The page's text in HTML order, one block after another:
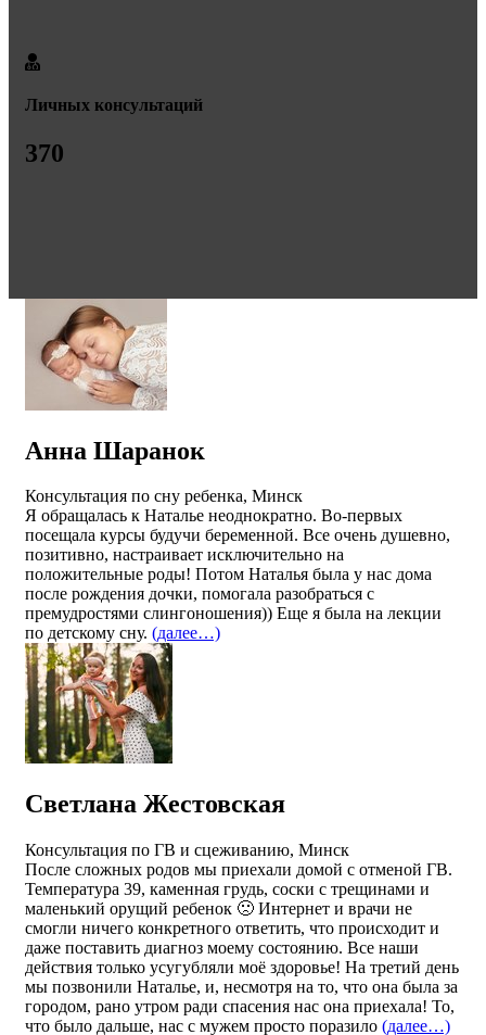
Личных консультаций
370
Анна Шаранок
Консультация по сну ребенка, Минск
Я обращалась к Наталье неоднократно. Во-первых
посещала курсы будучи беременной. Все очень душевно,
позитивно, настраивает исключительно на
положительные роды! Потом Наталья была у нас дома
после рождения дочки, помогала разобраться с
премудростями слингоношения)) Еще я была на лекции
по детскому сну. (далее…)
Светлана Жестовская
Консультация по ГВ и сцеживанию, Минск
После сложных родов мы приехали домой с отменой ГВ.
Температура 39, каменная грудь, соски с трещинами и
маленький орущий ребенок 🙁 Интернет и врачи не
смогли ничего конкретного ответить, что происходит и
даже поставить диагноз моему состоянию. Все наши
действия только усугубляли моё здоровье! На третий день
мы позвонили Наталье, и, несмотря на то, что она была за
городом, рано утром ради спасения нас она приехала! То,
что было дальше, нас с мужем просто поразило (далее…)